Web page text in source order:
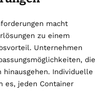
macht
zu einem
Unternehmen
die
Individuelle
es, jeden Container